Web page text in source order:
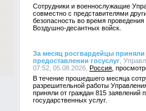
Сотрудники и военнослужащие
совместно с представителями
безопасность во время
Воздушно-десантных войск.
За месяц росгвардейцы приняли
предоставлении госуслуг ,
07:52, 05.08.2026, Россия
В течение прошедшего месяца
разрешительной работы
приняли от граждан 815 заявлений
государственных услуг.